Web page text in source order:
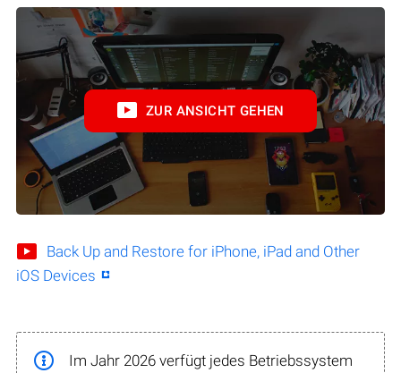
ZUR ANSICHT GEHEN
Back Up and Restore for iPhone, iPad and Other
iOS Devices
Im Jahr 2026 verfügt jedes Betriebssystem